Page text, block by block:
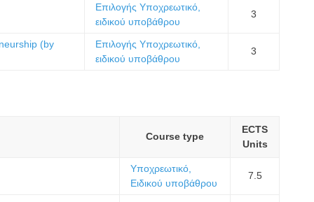
Επιλογής Υποχρεωτικό,
ειδικού υποβάθρου
3
(by
Επιλογής Υποχρεωτικό,
ειδικού υποβάθρου
3
Course type
ECTS
Units
Υποχρεωτικό,
Ειδικού υποβάθρου
7.5